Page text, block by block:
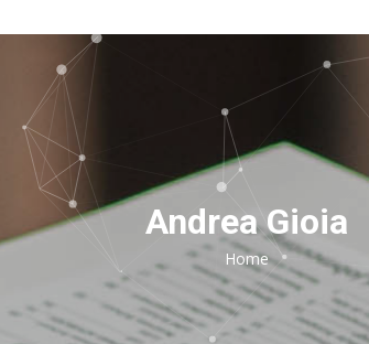
Andrea Gioia
Home